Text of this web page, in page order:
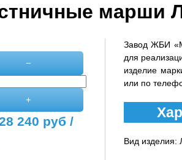
марши
−
+
240 руб /
Завод ЖБИ
для
изделие
или по
Вид изделия: